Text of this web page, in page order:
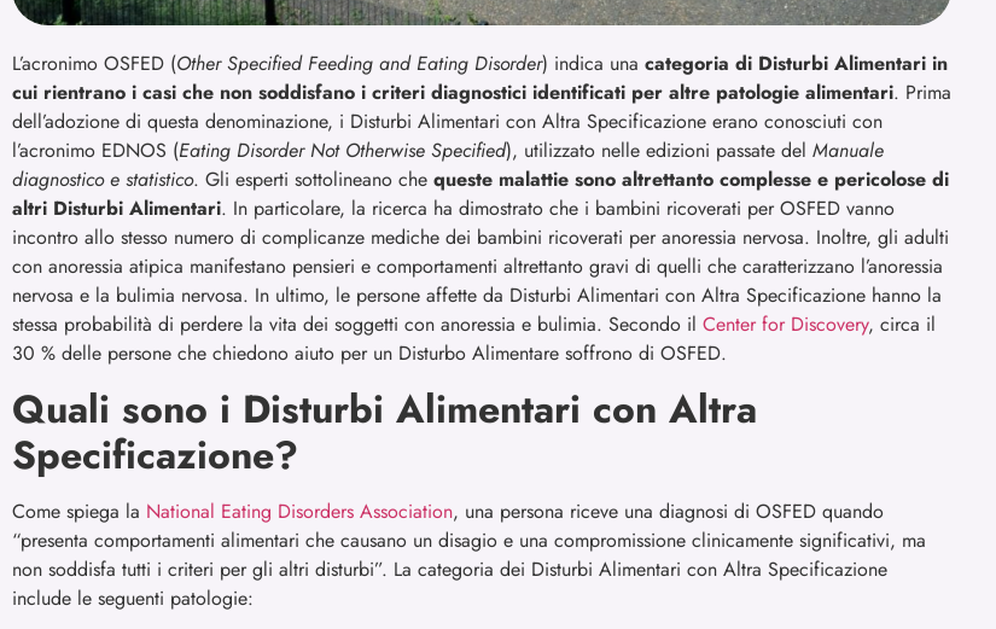
L’acronimo OSFED (Other Specified Feeding and Eating Disorder) indica una categoria di Disturbi Alimentari in
cui rientrano i casi che non soddisfano i criteri diagnostici identificati per altre patologie alimentari. Prima
dell’adozione di questa denominazione, i Disturbi Alimentari con Altra Specificazione erano conosciuti con
l’acronimo EDNOS (Eating Disorder Not Otherwise Specified), utilizzato nelle edizioni passate del Manuale
diagnostico e statistico. Gli esperti sottolineano che queste malattie sono altrettanto complesse e pericolose di
altri Disturbi Alimentari. In particolare, la ricerca ha dimostrato che i bambini ricoverati per OSFED vanno
incontro allo stesso numero di complicanze mediche dei bambini ricoverati per anoressia nervosa. Inoltre, gli adulti
con anoressia atipica manifestano pensieri e comportamenti altrettanto gravi di quelli che caratterizzano l’anoressia
nervosa e la bulimia nervosa. In ultimo, le persone affette da Disturbi Alimentari con Altra Specificazione hanno la
stessa probabilità di perdere la vita dei soggetti con anoressia e bulimia. Secondo il Center for Discovery, circa il
30 % delle persone che chiedono aiuto per un Disturbo Alimentare soffrono di OSFED.
Quali sono i Disturbi Alimentari con Altra
Specificazione?
Come spiega la National Eating Disorders Association, una persona riceve una diagnosi di OSFED quando
“presenta comportamenti alimentari che causano un disagio e una compromissione clinicamente significativi, ma
non soddisfa tutti i criteri per gli altri disturbi”. La categoria dei Disturbi Alimentari con Altra Specificazione
include le seguenti patologie: